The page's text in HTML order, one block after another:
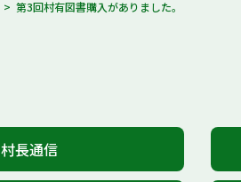
第3回村有図書購入がありました。
村長通信